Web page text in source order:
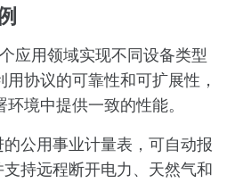
应用领域实现不同设备类型
协议的可靠性和可扩展性，
境中提供一致的性能。
的公用事业计量表，可自动报
持远程断开电力、天然气和